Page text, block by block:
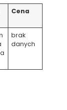
Cena
brak
danych